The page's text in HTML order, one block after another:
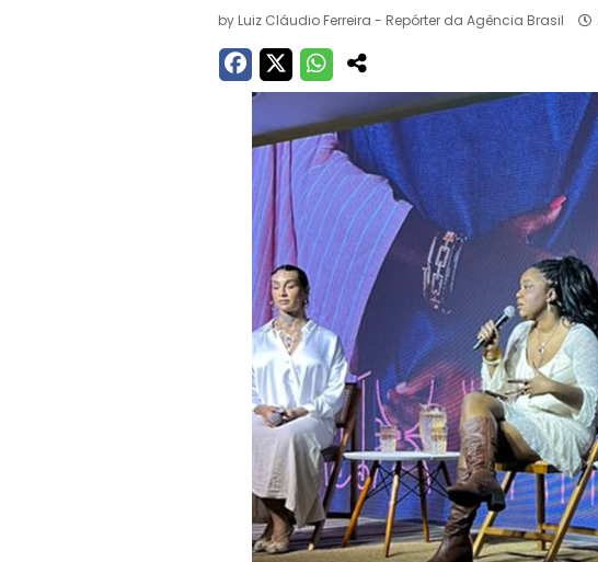
by Luiz Cláudio Ferreira - Repórter da Agência Brasil